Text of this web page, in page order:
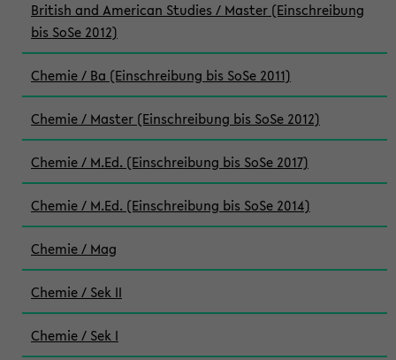
British and American Studies / Master (Einschreibung
bis SoSe 2012)
Chemie / Ba (Einschreibung bis SoSe 2011)
Chemie / Master (Einschreibung bis SoSe 2012)
Chemie / M.Ed. (Einschreibung bis SoSe 2017)
Chemie / M.Ed. (Einschreibung bis SoSe 2014)
Chemie / Mag
Chemie / Sek II
Chemie / Sek I